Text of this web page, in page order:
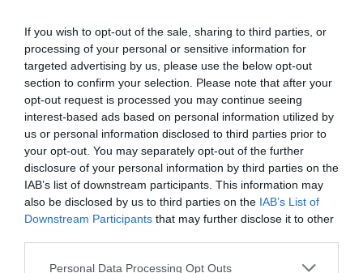
If you wish to opt-out of the sale, sharing to third parties, or
processing of your personal or sensitive information for
targeted advertising by us, please use the below opt-out
section to confirm your selection. Please note that after your
opt-out request is processed you may continue seeing
interest-based ads based on personal information utilized by
us or personal information disclosed to third parties prior to
your opt-out. You may separately opt-out of the further
disclosure of your personal information by third parties on the
IAB’s list of downstream participants. This information may
also be disclosed by us to third parties on the IAB’s List of
Downstream Participants that may further disclose it to other
Please note that this website/app uses one or more Google
Personal Data Processing Opt Outs
σημαντικές αλλαγές στη ζωή της. Ο 16ος κύκλος του
[…]
Διαβάστε περισσότερα